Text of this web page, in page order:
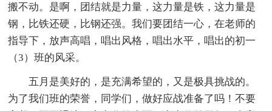
搬不动。是啊，团结就是力量，这力量是铁，这力量是
钢，比铁还硬，比钢还强。我们要团结一心，在老师的
指导下，放声高唱，唱出风格，唱出水平，唱出的初一
（3）班的风采。
五月是美好的，是充满希望的，又是极具挑战的。
为了我们班的荣誉，同学们，做好应战准备了吗！不要